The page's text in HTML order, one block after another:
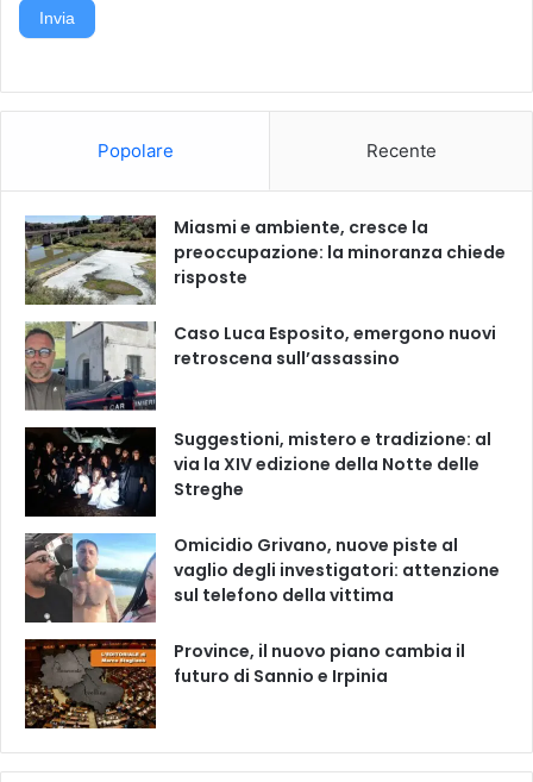
Invia
Popolare Recente
Miasmi e ambiente, cresce la
preoccupazione: la minoranza chiede
risposte
Caso Luca Esposito, emergono nuovi
retroscena sull’assassino
Suggestioni, mistero e tradizione: al
via la XIV edizione della Notte delle
Streghe
Omicidio Grivano, nuove piste al
vaglio degli investigatori: attenzione
sul telefono della vittima
Province, il nuovo piano cambia il
futuro di Sannio e Irpinia